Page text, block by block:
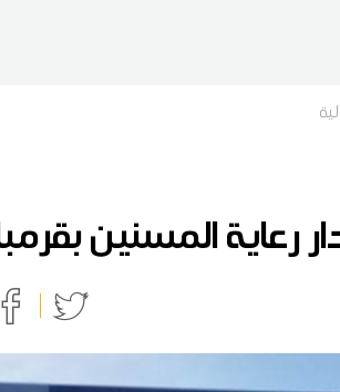
رعاية المسنين